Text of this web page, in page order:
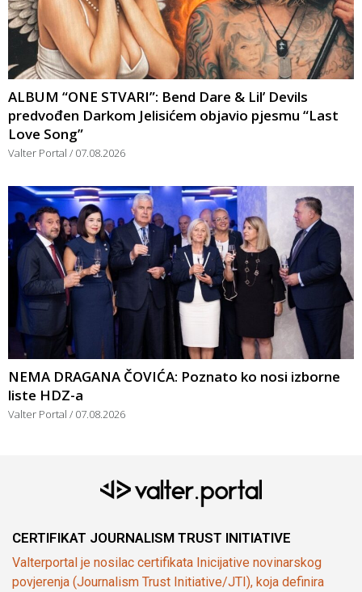
ALBUM “ONE STVARI”: Bend Dare & Lil’ Devils
predvođen Darkom Jelisićem objavio pjesmu “Last
Love Song”
Valter Portal 07.08.2026
NEMA DRAGANA ČOVIĆA: Poznato ko nosi izborne
liste HDZ-a
Valter Portal 07.08.2026
CERTIFIKAT JOURNALISM TRUST INITIATIVE
Valterportal je nosilac certifikata Inicijative novinarskog
povjerenja (Journalism Trust Initiative/JTI), koja definira